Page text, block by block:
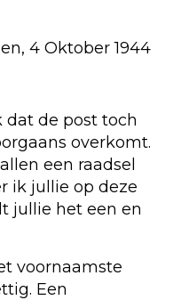
4 Oktober 1944
dat de post toch
overkomt.
een raadsel
ik jullie op deze
jullie het een en
voornaamste
Een